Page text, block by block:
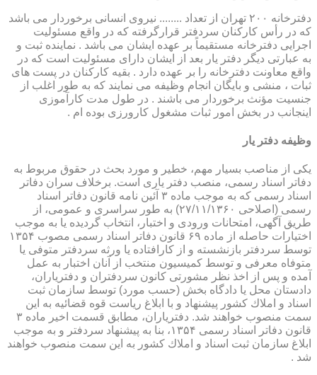
دفترخانه ۲۰۰ تهران از تعداد ........ نیروی انسانی برخوردار می باشد
که در رأس کارکنان سردفتر قرارگرفته که در واقع مسئولیت
اجرایی دفترخانه مستقیماً بر عهده ایشان می باشد . نماینده ثبت و
به عبارتی دیگر دفتر یار بعد از ایشان دارای مسئولیت است که در
واقع معاونت دفترخانه را بر عهده دارد . بقیه کارکنان در پست های
ثبات ، منشی و بایگان انجام وظیفه می نمایند که به طور اغلب از
جنسیت مؤنث برخوردار می باشند . در طول مدت کارآموزی
اینجانب در بخش امور ثبات مشغول کارورزی بوده ام .
وظیفه دفتر یار
یكی از مناصب بسیار مهم، خطیر و مورد بحث در حقوق مربوط به
دفاتر اسناد رسمی، منصب دفتر یاری است. برخلاف سران دفاتر
اسناد رسمی كه به موجب ماده ۳ آئین نامه قانون دفاتر اسناد
رسمی (اصلاحی ۲۷/۱۱/۱۳۶۰) به طور سراسری و عمومی، از
طریق آگهی، امتحانات ورودی و اختبار، انتخاب گردیده یا به موجب
اختیارات حاصله از ماده ۶۹ قانون دفاتر اسناد رسمی مصوب ۱۳۵۴
توسط سردفتر بازنشسته و از كارافتاده یا ورثه سردفتر متوفی یا
متوفاه معرفی و توسط كمیسیون منتخب از آنان اختبار به عمل
آمده و پس از اخذ نظر مشورتی كانون سردفتران و دفتریاران،
دادستان محل یا دادگاه بخش (حسب مورد) توسط سازمان ثبت
اسناد و املاك كشور پیشنهاد و با ابلاغ ریاست قوه قضائیه به این
سمت منصوب خواهند شد. دفتریاران، مطابق قسمت اخیر ماده ۳
قانون دفاتر اسناد رسمی ۱۳۵۴، بنا به پیشنهاد سردفتر و به موجب
ابلاغ سازمان ثبت اسناد و املاك كشور به این سمت منصوب خواهند
شد .